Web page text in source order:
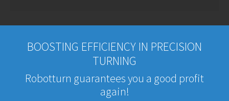
BOOSTING EFFICIENCY IN PRECISION
TURNING
Robotturn guarantees you a good profit
again!